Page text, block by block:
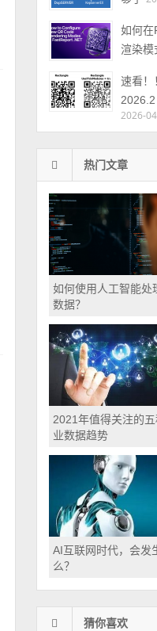
如何在
渲染模
速看！
2026-
热门文章
如何使用人工智能处
数据？
2021年值得关注的
业数据趋势
AI互联网时代，会发
么？
猜你喜欢